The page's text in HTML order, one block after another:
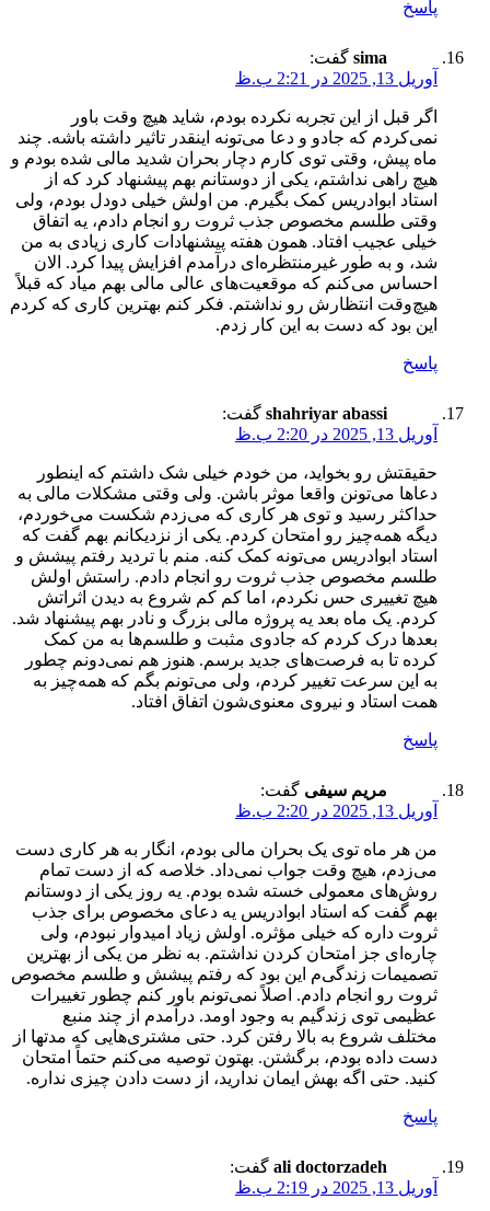
پاسخ
sima گفت:
آوریل 13, 2025 در 2:21 ب.ظ
اگر قبل از این تجربه نکرده بودم، شاید هیچ وقت باور
نمی‌کردم که جادو و دعا می‌تونه اینقدر تاثیر داشته باشه. چند
ماه پیش، وقتی توی کارم دچار بحران شدید مالی شده بودم و
هیچ راهی نداشتم، یکی از دوستانم بهم پیشنهاد کرد که از
استاد ابوادریس کمک بگیرم. من اولش خیلی دودل بودم، ولی
وقتی طلسم مخصوص جذب ثروت رو انجام دادم، یه اتفاق
خیلی عجیب افتاد. همون هفته پیشنهادات کاری زیادی به من
شد، و به طور غیرمنتظره‌ای درآمدم افزایش پیدا کرد. الان
احساس می‌کنم که موقعیت‌های عالی مالی بهم میاد که قبلاً
هیچ‌وقت انتظارش رو نداشتم. فکر کنم بهترین کاری که کردم
این بود که دست به این کار زدم.
پاسخ
shahriyar abassi گفت:
آوریل 13, 2025 در 2:20 ب.ظ
حقیقتش رو بخواید، من خودم خیلی شک داشتم که اینطور
دعاها می‌تونن واقعا موثر باشن. ولی وقتی مشکلات مالی به
حداکثر رسید و توی هر کاری که می‌زدم شکست می‌خوردم،
دیگه همه‌چیز رو امتحان کردم. یکی از نزدیکانم بهم گفت که
استاد ابوادریس می‌تونه کمک کنه. منم با تردید رفتم پیشش و
طلسم مخصوص جذب ثروت رو انجام دادم. راستش اولش
هیچ تغییری حس نکردم، اما کم کم شروع به دیدن اثراتش
کردم. یک ماه بعد یه پروژه مالی بزرگ و نادر بهم پیشنهاد شد.
بعدها درک کردم که جادوی مثبت و طلسم‌ها به من کمک
کرده تا به فرصت‌های جدید برسم. هنوز هم نمی‌دونم چطور
به این سرعت تغییر کردم، ولی می‌تونم بگم که همه‌چیز به
همت استاد و نیروی معنوی‌شون اتفاق افتاد.
پاسخ
مریم سیفی گفت:
آوریل 13, 2025 در 2:20 ب.ظ
من هر ماه توی یک بحران مالی بودم، انگار به هر کاری دست
می‌زدم، هیچ وقت جواب نمی‌داد. خلاصه که از دست تمام
روش‌های معمولی خسته شده بودم. یه روز یکی از دوستانم
بهم گفت که استاد ابوادریس یه دعای مخصوص برای جذب
ثروت داره که خیلی مؤثره. اولش زیاد امیدوار نبودم، ولی
چاره‌ای جز امتحان کردن نداشتم. به نظر من یکی از بهترین
تصمیمات زندگی‌م این بود که رفتم پیشش و طلسم مخصوص
ثروت رو انجام دادم. اصلاً نمی‌تونم باور کنم چطور تغییرات
عظیمی توی زندگیم به وجود اومد. درآمدم از چند منبع
مختلف شروع به بالا رفتن کرد. حتی مشتری‌هایی که مدتها از
دست داده بودم، برگشتن. بهتون توصیه می‌کنم حتماً امتحان
کنید. حتی اگه بهش ایمان ندارید، از دست دادن چیزی نداره.
پاسخ
ali doctorzadeh گفت:
آوریل 13, 2025 در 2:19 ب.ظ